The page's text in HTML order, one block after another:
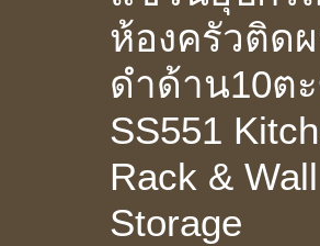
ห้องครัวติด
ดำด้าน10ต
SS551
Rack & Wall
Storage